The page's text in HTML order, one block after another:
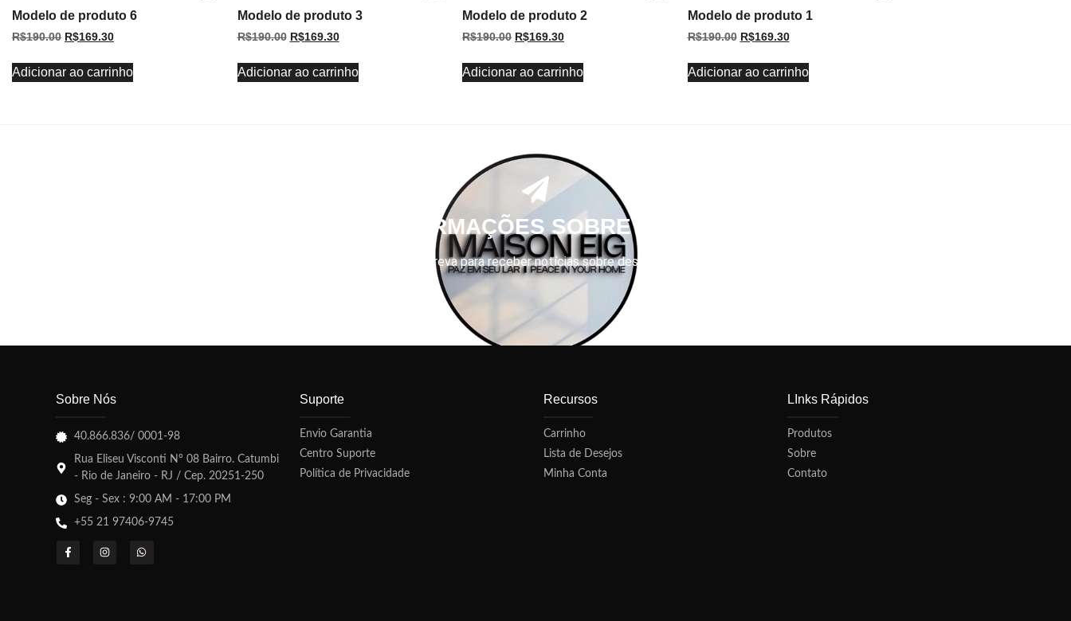
Modelo de produto 6
R$190.00 R$169.30
Adicionar ao carrinho
Modelo de produto 3
R$190.00 R$169.30
Adicionar ao carrinho
Modelo de produto 2
R$190.00 R$169.30
Adicionar ao carrinho
Modelo de produto 1
R$190.00 R$169.30
Adicionar ao carrinho
OBTER INFORMAÇÕES SOBRE DESCONTOS
Se inscreva para receber notícias sobre descontos
Sobre Nós
40.866.836/ 0001-98
Rua Eliseu Visconti N° 08 Bairro. Catumbi
- Rio de Janeiro - RJ / Cep. 20251-250
Seg - Sex : 9:00 AM - 17:00 PM
+55 21 97406-9745
Suporte
Envio Garantia
Centro Suporte
Política de Privacidade
Recursos
Carrinho
Lista de Desejos
Minha Conta
LInks Rápidos
Produtos
Sobre
Contato